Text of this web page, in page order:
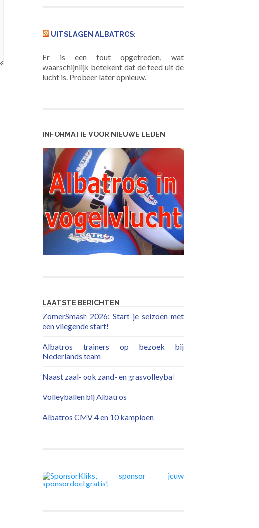
UITSLAGEN ALBATROS:
Er is een fout opgetreden, wat
waarschijnlijk betekent dat de feed uit de
lucht is. Probeer later opnieuw.
INFORMATIE VOOR NIEUWE LEDEN
LAATSTE BERICHTEN
ZomerSmash 2026: Start je seizoen met
een vliegende start!
Albatros trainers op bezoek bij
Nederlands team
Naast zaal- ook zand- en grasvolleybal
Volleyballen bij Albatros
Albatros CMV 4 en 10 kampioen